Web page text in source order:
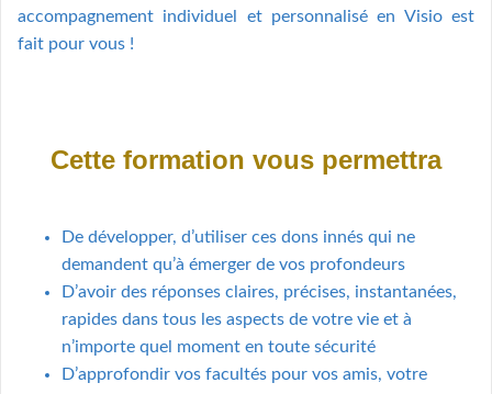
accompagnement individuel et personnalisé en Visio est
fait pour vous !
Cette formation vous permettra
De développer, d’utiliser ces dons innés qui ne
demandent qu’à émerger de vos profondeurs
D’avoir des réponses claires, précises, instantanées,
rapides dans tous les aspects de votre vie et à
n’importe quel moment en toute sécurité
D’approfondir vos facultés pour vos amis, votre